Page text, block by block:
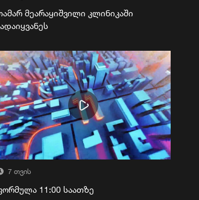
მეარაყიშვილი კლინიკაში
7 თვის
11:00 საათზე